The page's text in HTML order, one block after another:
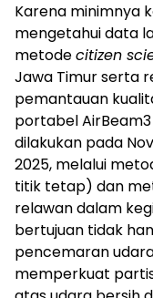
Karena minimnya
mengetahui data
metodecitizen
Jawa Timur serta
pemantauan
portabel
dilakukan pada
2025, melalui
titik tetap) dan
relawan dalam
bertujuan tidak
pencemaran
memperkuat